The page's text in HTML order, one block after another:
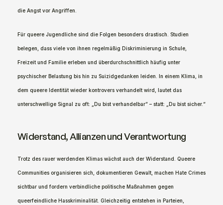
die Angst vor Angriffen.
Für queere Jugendliche sind die Folgen besonders drastisch. Studien
belegen, dass viele von ihnen regelmäßig Diskriminierung in Schule,
Freizeit und Familie erleben und überdurchschnittlich häufig unter
psychischer Belastung bis hin zu Suizidgedanken leiden. In einem Klima, in
dem queere Identität wieder kontrovers verhandelt wird, lautet das
unterschwellige Signal zu oft: „Du bist verhandelbar“ – statt: „Du bist sicher.“
Widerstand, Allianzen und Verantwortung
Trotz des rauer werdenden Klimas wächst auch der Widerstand. Queere
Communities organisieren sich, dokumentieren Gewalt, machen Hate Crimes
sichtbar und fordern verbindliche politische Maßnahmen gegen
queerfeindliche Hasskriminalität. Gleichzeitig entstehen in Parteien,